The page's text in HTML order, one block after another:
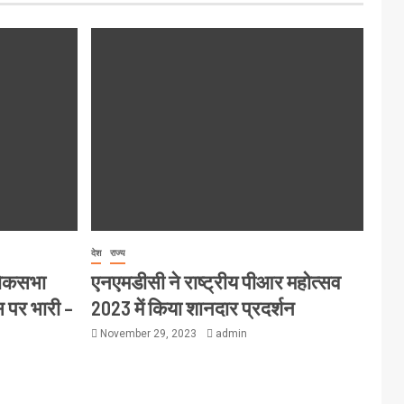
भारी –
देश राज्य
एनएमडीसी ने राष्ट्रीय पीआर महोत्सव
2023 में किया शानदार प्रदर्शन
November 29, 2023 admin